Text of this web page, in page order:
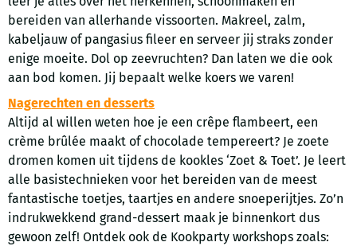
bereiden van allerhande vissoorten. Makreel, zalm,
kabeljauw of pangasius fileer en serveer jij straks zonder
enige moeite. Dol op zeevruchten? Dan laten we die ook
aan bod komen. Jij bepaalt welke koers we varen!
Nagerechten en desserts
Altijd al willen weten hoe je een crêpe flambeert, een
crème brûlée maakt of chocolade tempereert? Je zoete
dromen komen uit tijdens de kookles ‘Zoet & Toet’. Je leert
alle basistechnieken voor het bereiden van de meest
fantastische toetjes, taartjes en andere snoeperijtjes. Zo’n
indrukwekkend grand-dessert maak je binnenkort dus
gewoon zelf! Ontdek ook de Kookparty workshops zoals: